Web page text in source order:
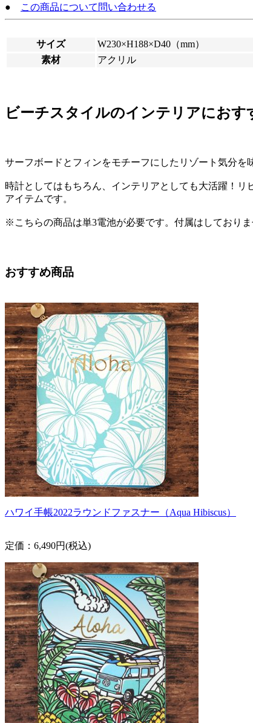
●
この商品について問い合わせる
サイズ
W230×H188×D40（mm）
素材
アクリル
ビーチスタイルのインテリアにおす
サーフボードとフィンをモチーフにしたリゾート気分を
時計としてはもちろん、インテリアとしても大活躍！
アイテムです。
※こちらの商品は単3電池が必要です。付属はしておりま
おすすめ商品
ハワイ手帳2022ラウンドファスナー（Aqua Hibiscus）
定価：6,490円(税込)